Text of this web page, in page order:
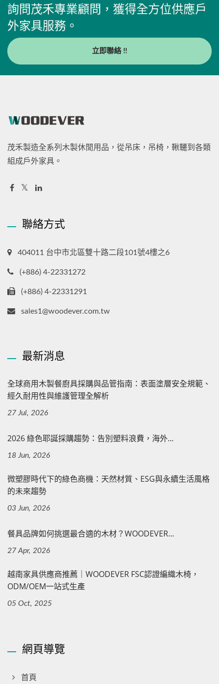
詢問茂禾專業顧問，獲得全方位供應戶
外家具服務。
立即聯絡 !!
茂禾製造全系列木製休閒用品，從吊床，吊椅，鞦韆到各類
組成戶外家具。
聯絡方式
404011 台中市北區雙十路二段101號4樓之6
(+886) 4-22331272
(+886) 4-22331291
sales1@woodever.com.tw
最新消息
全球商用木製餐廚具採購與品管指南：表面塗層安全規範、
經久耐用性與維護管理全解析
27 Jul, 2026
2026 綠色耶誕採購趨勢：告別塑料浪費，海外...
18 Jun, 2026
微塑膠時代下的綠色商機：天然材質、ESG與永續生活風格
的未來趨勢
03 Jun, 2026
餐具品牌如何挑選最合適的木材？WOODEVER...
27 Apr, 2026
越南家具供應商推薦｜WOODEVER FSC認證編織木椅，
ODM/OEM一站式生產
05 Oct, 2025
網頁導覽
首頁